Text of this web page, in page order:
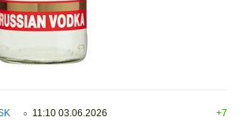
○ 11:10 03.06.2026
+7